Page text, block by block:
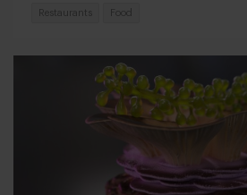
Restaurants Food